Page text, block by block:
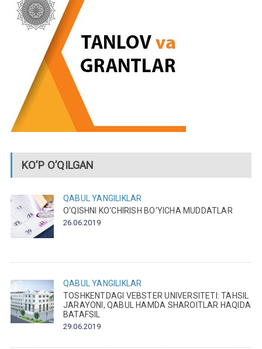
KO’P O’QILGAN
QABUL
YANGILIKLAR
O‘QISHNI KO‘CHIRISH BO‘YICHA MUDDATLAR
26.06.2019
QABUL
YANGILIKLAR
TOSHKENTDAGI VEBSTER UNIVERSITETI: TAHSIL
JARAYONI, QABUL HAMDA SHAROITLAR HAQIDA
BATAFSIL
29.06.2019